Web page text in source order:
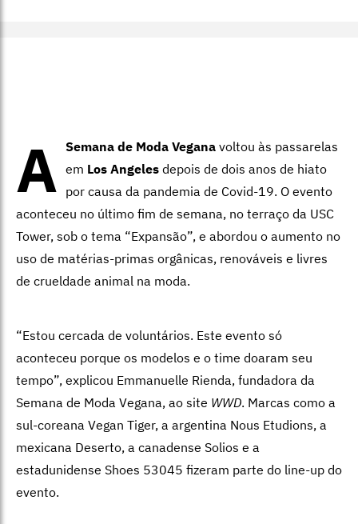
A Semana de Moda Vegana voltou às passarelas
em Los Angeles depois de dois anos de hiato
por causa da pandemia de Covid-19. O evento
aconteceu no último fim de semana, no terraço da USC
Tower, sob o tema “Expansão”, e abordou o aumento no
uso de matérias-primas orgânicas, renováveis e livres
de crueldade animal na moda.
“Estou cercada de voluntários. Este evento só
aconteceu porque os modelos e o time doaram seu
tempo”, explicou Emmanuelle Rienda, fundadora da
Semana de Moda Vegana, ao site WWD. Marcas como a
sul-coreana Vegan Tiger, a argentina Nous Etudions, a
mexicana Deserto, a canadense Solios e a
estadunidense Shoes 53045 fizeram parte do line-up do
evento.